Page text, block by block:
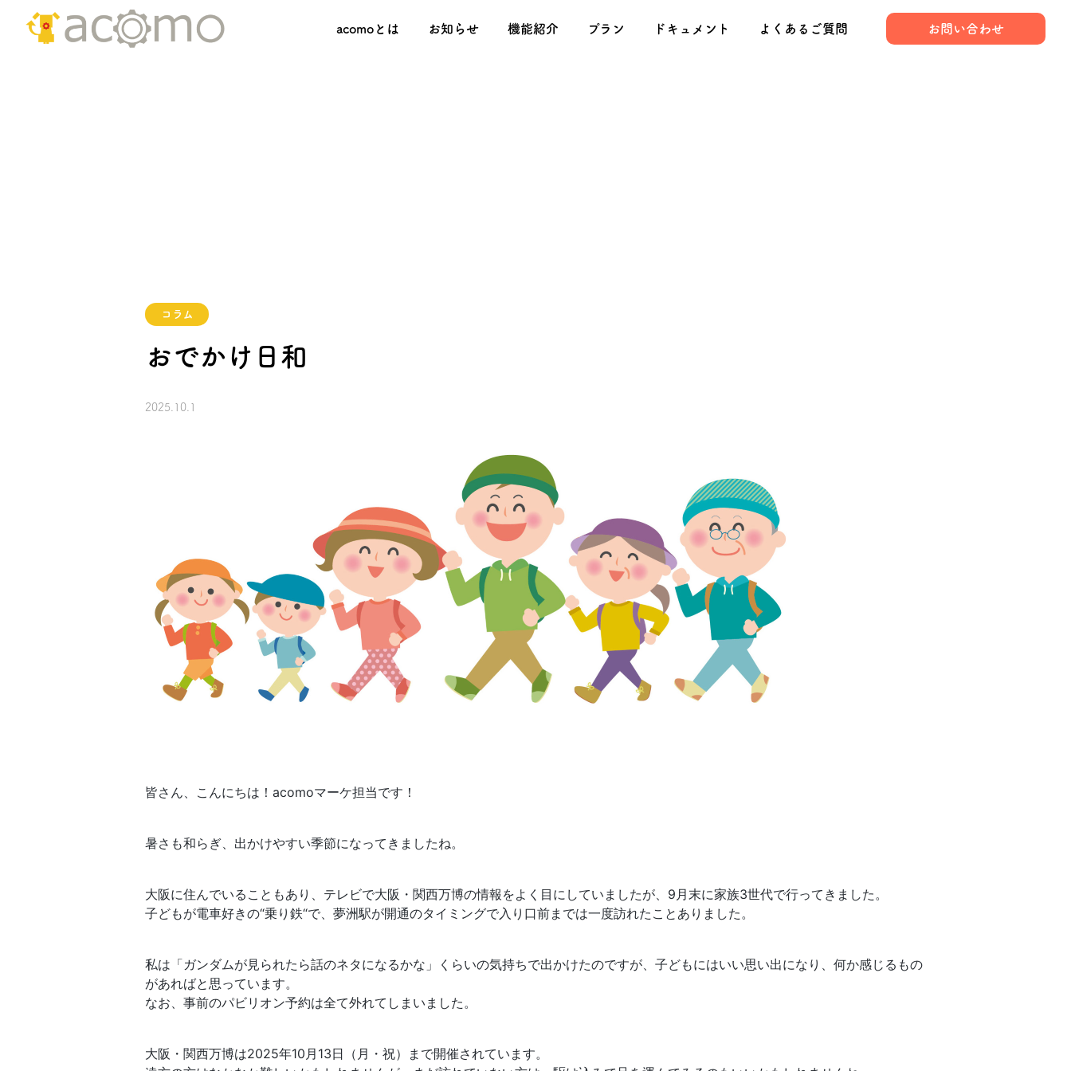
acomoとは お知らせ 機能紹介 プラン ドキュメント よくあるご質問 お問い合わせ
コラム
おでかけ日和
2025.10.1
皆さん、こんにちは！acomoマーケ担当です！
暑さも和らぎ、出かけやすい季節になってきましたね。
大阪に住んでいることもあり、テレビで大阪・関西万博の情報をよく目にしていましたが、9月末に家族3世代で行ってきました。
子どもが電車好きの“乗り鉄“で、夢洲駅が開通のタイミングで入り口前までは一度訪れたことありました。
私は「ガンダムが見られたら話のネタになるかな」くらいの気持ちで出かけたのですが、子どもにはいい思い出になり、何か感じるもの
があればと思っています。
なお、事前のパビリオン予約は全て外れてしまいました。
大阪・関西万博は2025年10月13日（月・祝）まで開催されています。